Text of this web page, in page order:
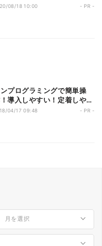
08/18 10:00 - PR -
ンプログラミングで簡単操
導入しやすい！定着しやす
SFA
04/17 09:48 - PR -